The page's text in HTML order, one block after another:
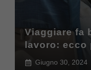
Viaggiare fa
lavoro: ecco
Giugno 30, 2024